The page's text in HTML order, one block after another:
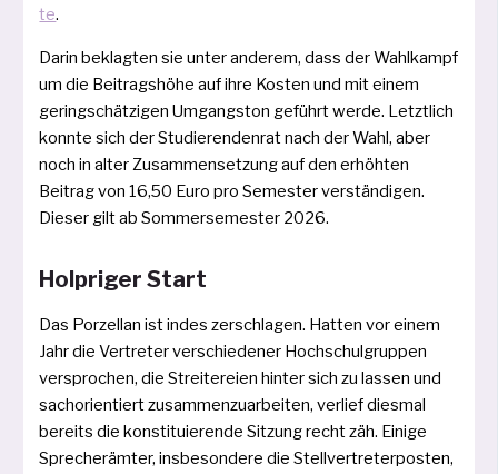
te.
Darin beklag­ten sie unter ande­rem, dass der Wahlkampf
um die Beitragshöhe auf ihre Kosten und mit einem
gering­schät­zi­gen Umgangston geführt wer­de. Letztlich
konn­te sich der Studierendenrat nach der Wahl, aber
noch in alter Zusammensetzung auf den erhöh­ten
Beitrag von 16,50 Euro pro Semester ver­stän­di­gen.
Dieser gilt ab Sommersemester 2026.
Holpriger Start
Das Porzellan ist indes zer­schla­gen. Hatten vor einem
Jahr die Vertreter ver­schie­de­ner Hoch­schulgruppen
ver­spro­chen, die Streite­rei­en hin­ter sich zu las­sen und
sach­ori­en­tiert zu­sammenzuarbeiten, ver­lief dies­mal
bereits die kon­sti­tu­ie­ren­de Sitzung recht zäh. Einige
Sprecherämter, ins­be­son­de­re die Stellvertreterposten,